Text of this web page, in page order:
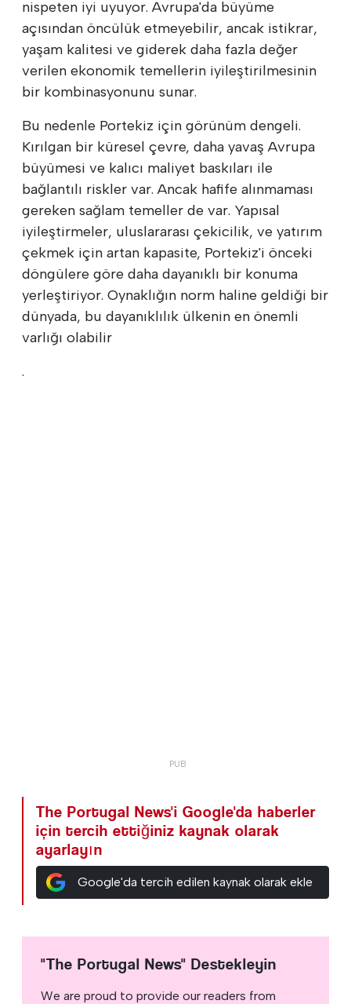
nispeten iyi uyuyor. Avrupa'da büyüme
açısından öncülük etmeyebilir, ancak istikrar,
yaşam kalitesi ve giderek daha fazla değer
verilen ekonomik temellerin iyileştirilmesinin
bir kombinasyonunu sunar.
Bu nedenle Portekiz için görünüm dengeli.
Kırılgan bir küresel çevre, daha yavaş Avrupa
büyümesi ve kalıcı maliyet baskıları ile
bağlantılı riskler var. Ancak hafife alınmaması
gereken sağlam temeller de var. Yapısal
iyileştirmeler, uluslararası çekicilik, ve yatırım
çekmek için artan kapasite, Portekiz'i önceki
döngülere göre daha dayanıklı bir konuma
yerleştiriyor. Oynaklığın norm haline geldiği bir
dünyada, bu dayanıklılık ülkenin en önemli
varlığı olabilir
.
The Portugal News'i Google'da haberler
için tercih ettiğiniz kaynak olarak
ayarlayın
Google'da tercih edilen kaynak olarak ekle
"The Portugal News" Destekleyin
We are proud to provide our readers from